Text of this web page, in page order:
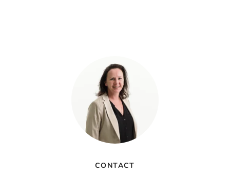
CONTACT